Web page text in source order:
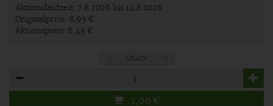
Aktionslaufzeit: 7.8.2026 bis 14.8.2026
Originalpreis: 8,95 €
Aktionspreis: 6,45 €
Stück
1,00 €